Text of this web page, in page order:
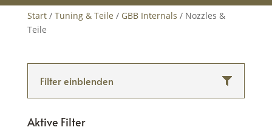
Start/ Tuning & Teile / GBB Internals / Nozzles &
Teile
Filter einblenden
Aktive Filter